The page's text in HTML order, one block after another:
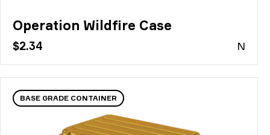
Operation Wildfire Case
$2.34 N
BASE GRADE CONTAINER